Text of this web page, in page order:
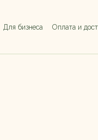
Для бизнеса Оплата и